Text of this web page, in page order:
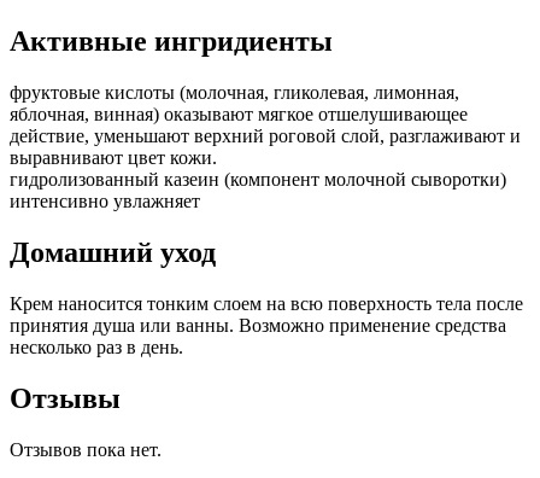
Активные ингридиенты
фруктовые кислоты (молочная, гликолевая, лимонная,
яблочная, винная) оказывают мягкое отшелушивающее
действие, уменьшают верхний роговой слой, разглаживают и
выравнивают цвет кожи.
гидролизованный казеин (компонент молочной сыворотки)
интенсивно увлажняет
Домашний уход
Крем наносится тонким слоем на всю поверхность тела после
принятия душа или ванны. Возможно применение средства
несколько раз в день.
Отзывы
Отзывов пока нет.